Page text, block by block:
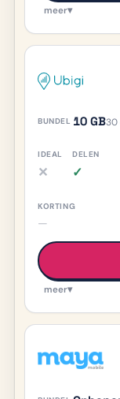
meer▾
10 GB30
✕iDEAL nee,
✓Delen
—
meer▾